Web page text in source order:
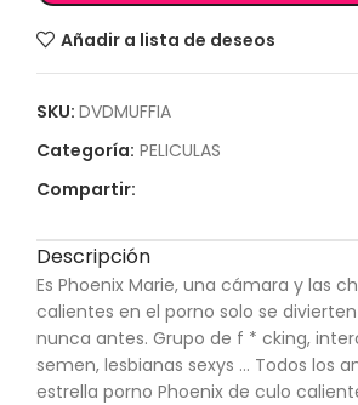
Añadir a lista de deseos
SKU: DVDMUFFIA
Categoría: PELICULAS
Compartir:
Descripción
Es Phoenix Marie, una cámara y las
calientes en el porno solo se
nunca antes. Grupo de f * cking,
semen, lesbianas sexys … Todos los
estrella porno Phoenix de culo